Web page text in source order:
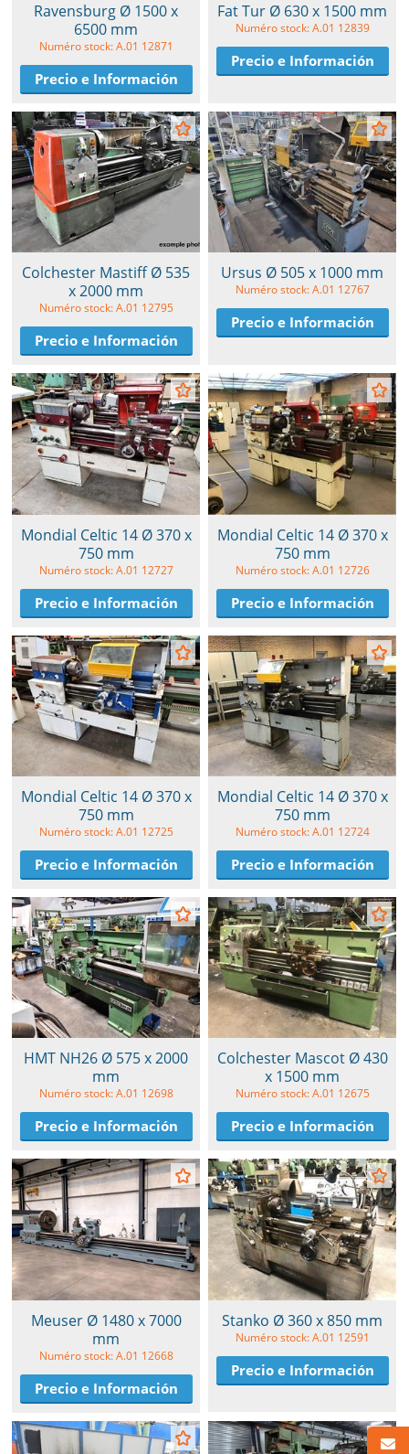
Ravensburg Ø 1500 x
6500 mm
Numéro stock: A.01 12871
Precio e Información
Fat Tur Ø 630 x 1500 mm
Numéro stock: A.01 12839
Precio e Información
Colchester Mastiff Ø 535
x 2000 mm
Numéro stock: A.01 12795
Precio e Información
Ursus Ø 505 x 1000 mm
Numéro stock: A.01 12767
Precio e Información
Mondial Celtic 14 Ø 370 x
750 mm
Numéro stock: A.01 12727
Precio e Información
Mondial Celtic 14 Ø 370 x
750 mm
Numéro stock: A.01 12726
Precio e Información
Mondial Celtic 14 Ø 370 x
750 mm
Numéro stock: A.01 12725
Precio e Información
Mondial Celtic 14 Ø 370 x
750 mm
Numéro stock: A.01 12724
Precio e Información
HMT NH26 Ø 575 x 2000
mm
Numéro stock: A.01 12698
Precio e Información
Colchester Mascot Ø 430
x 1500 mm
Numéro stock: A.01 12675
Precio e Información
Meuser Ø 1480 x 7000
mm
Numéro stock: A.01 12668
Precio e Información
Stanko Ø 360 x 850 mm
Numéro stock: A.01 12591
Precio e Información